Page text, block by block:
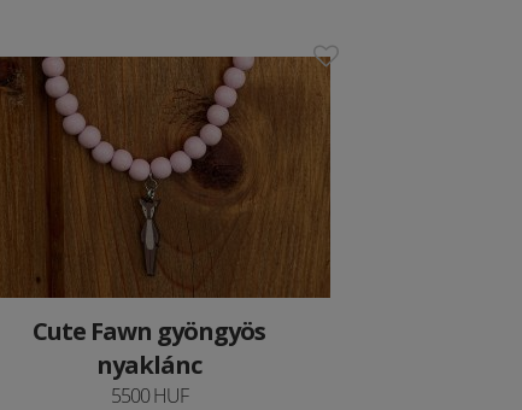
Cute Fawn gyöngyös
nyaklánc
5500 HUF